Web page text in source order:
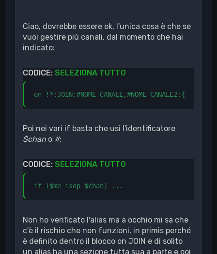
Ciao, dovrebbe essere ok, l'unica cosa è che se
vuoi gestire più canali, dal momento che hai
indicato:
CODICE:SELEZIONA TUTTO
on !*:JOIN:#NOME_CANALE,#NOME_CANALE2:{
Poi nei vari if basta che usi l'identificatore
$chan o #:
CODICE:SELEZIONA TUTTO
if ($me isop $chan) ...
Non ho verificato l'alias ma a occhio mi sa che
c'è il rischio che non funzioni, in primis perché
è definito dentro il blocco on JOIN e di solito
un alias ha una sezione tutta sua a parte e poi